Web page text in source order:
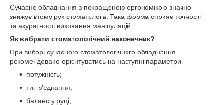
Сучасне обладнання з покращеною ергономікою значно
знижує втому рук стоматолога. Така форма сприяє точності
та акуратності виконання маніпуляцій.
Як вибрати стоматологічний наконечник?
При виборі сучасного стоматологічного обладнання
рекомендовано орієнтуватись на наступні параметри:
потужність;
тип з'єднання;
баланс у руці;